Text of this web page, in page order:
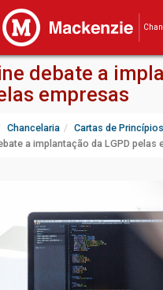
debate a
empresas
Chancelaria
Cartas de Princípios
a implantação da LGPD pelas